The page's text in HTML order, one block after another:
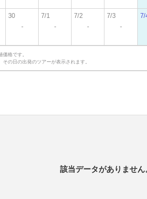
30
-
7/1
-
7/2
-
7/3
-
7/
格です。
その日の出発のツアーが表示されます。
該当データがありませ